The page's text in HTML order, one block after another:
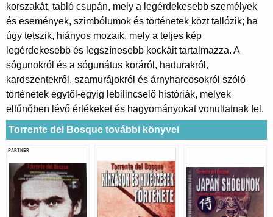
korszakát, tabló csupán, mely a legérdekesebb személyek
és események, szimbólumok és történetek közt tallózik; ha
úgy tetszik, hiányos mozaik, mely a teljes kép
legérdekesebb és legszínesebb kockáit tartalmazza. A
sógunokról és a sógunátus koráról, hadurakról,
kardszentekről, szamurájokról és árnyharcosokról szóló
történetek egytől-egyig lebilincselő históriák, melyek
eltűnőben lévő értékeket és hagyományokat vonultatnak fel.
Torrente del Bosque további könyvei
PARTNER